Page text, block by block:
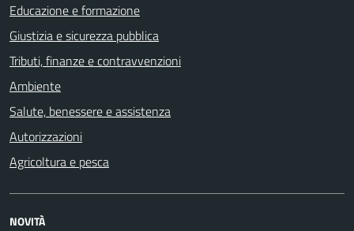
Educazione e formazione
Giustizia e sicurezza pubblica
Tributi, finanze e contravvenzioni
Ambiente
Salute, benessere e assistenza
Autorizzazioni
Agricoltura e pesca
NOVITÀ